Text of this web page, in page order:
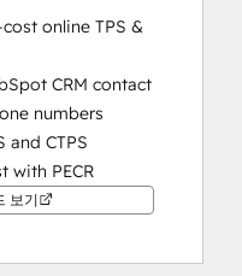
online TPS &
CRM contact
numbers
and CTPS
with PECR
is safe to
보기